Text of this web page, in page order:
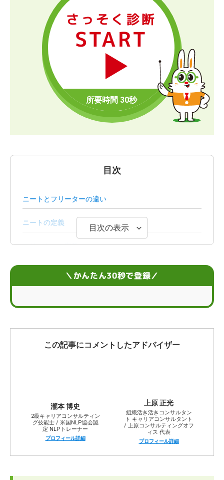
さっそく診断
START
目次
ニートとフリーターの違い
ニートの定義
フリーターの定義
ニートやフリーター向けの就職支援サービスを使おう
目次の表示
＼かんたん30秒で登録／
この記事にコメントしたアドバイザー
瀧本 博史
2級キャリアコンサルティン
グ技能士 / 米国NLP協会認
定 NLPトレーナー
プロフィール詳細
上原 正光
組織活き活きコンサルタン
ト キャリアコンサルタント
/ 上原コンサルティングオフ
ィス 代表
プロフィール詳細